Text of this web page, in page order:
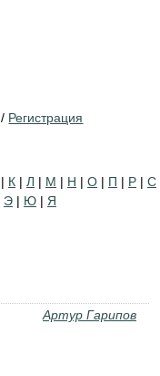
/ Регистрация
| К | Л | М | Н | О | П | Р | С
Э | Ю | Я
Артур Гарипов